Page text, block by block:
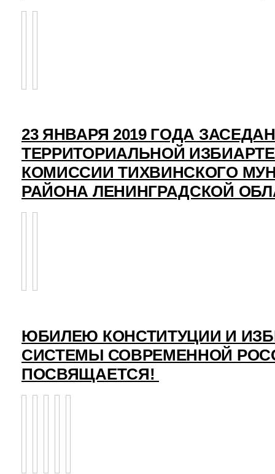
23 ЯНВАРЯ 2019 ГОДА
ТЕРРИТОРИАЛЬНОЙ
КОМИССИИ ТИХВИНСКОГО
РАЙОНА ЛЕНИНГРАДСКОЙ
ЮБИЛЕЮ КОНСТИТУЦИИ И
СИСТЕМЫ СОВРЕМЕННОЙ
ПОСВЯЩАЕТСЯ!